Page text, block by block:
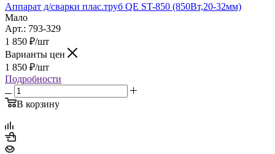
Аппарат д/сварки плас.труб QE ST-850 (850Вт,20-32мм)
Мало
Арт.: 793-329
1 850 ₽/шт
Варианты цен
1 850 ₽/шт
Подробности
В корзину